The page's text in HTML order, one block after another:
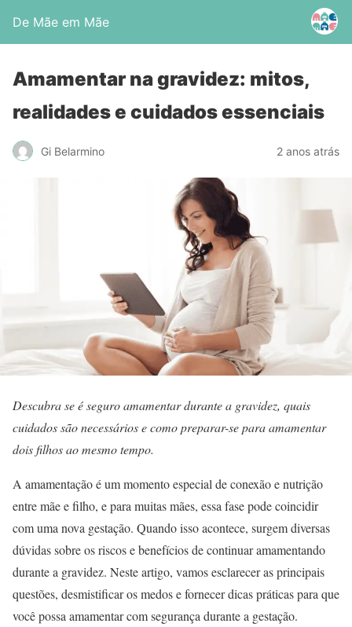
De Mãe em Mãe
Amamentar na gravidez: mitos,
realidades e cuidados essenciais
Gi Belarmino 2 anos atrás
Descubra se é seguro amamentar durante a gravidez, quais
cuidados são necessários e como preparar-se para amamentar
dois filhos ao mesmo tempo.
A amamentação é um momento especial de conexão e nutrição
entre mãe e filho, e para muitas mães, essa fase pode coincidir
com uma nova gestação. Quando isso acontece, surgem diversas
dúvidas sobre os riscos e benefícios de continuar amamentando
durante a gravidez. Neste artigo, vamos esclarecer as principais
questões, desmistificar os medos e fornecer dicas práticas para que
você possa amamentar com segurança durante a gestação.